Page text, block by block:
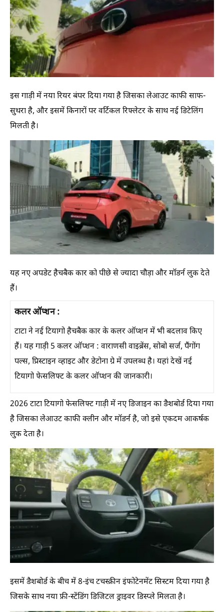
इस गाड़ी में नया रियर बंपर दिया गया है जिसका लेआउट काफी साफ-
सुथरा है, और इसमें किनारों पर वर्टिकल रिफ्लेटर के साथ नई डिटेलिंग
मिलती है।
यह नए अपडेट हैचबैक कार को पीछे से ज्यादा चौड़ा और मॉडर्न लुक देते
हैं।
कलर ऑप्शन :
टाटा ने नई टियागो हैचबैक कार के कलर ऑप्शन में भी बदलाव किए
हैं। यह गाड़ी 5 कलर ऑप्शन : वाराणसी वाइब्रेंस, सोबो सर्ज, पैंगोंग
पल्स, प्रिस्टाइन व्हाइट और डेटोना ग्रे में उपलब्ध है। यहां देखें नई
टियागो फेसलिफ्ट के कलर ऑप्शन की जानकारी।
2026 टाटा टियागो फेसलिफ्ट गाड़ी में नए डिजाइन का डैशबोर्ड दिया गया
है जिसका लेआउट काफी क्लीन और मॉडर्न है, जो इसे एकदम आकर्षक
लुक देता है।
इसमें डैशबोर्ड के बीच में 8-इंच टचस्क्रीन इंफोटेनमेंट सिस्टम दिया गया है
जिसके साथ नया फ्री-स्टेंडिंग डिजिटल ड्राइवर डिस्प्ले मिलता है।